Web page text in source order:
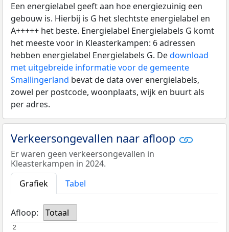
Een energielabel geeft aan hoe energiezuinig een
gebouw is. Hierbij is G het slechtste energielabel en
A+++++ het beste. Energielabel Energielabels G komt
het meeste voor in Kleasterkampen: 6 adressen
hebben energielabel Energielabels G. Dedownload
met uitgebreide informatie voor de gemeente
Smallingerland bevat de data over energielabels,
zowel per postcode, woonplaats, wijk en buurt als
per adres.
Verkeersongevallen naar afloop
Er waren geen verkeersongevallen in
Kleasterkampen in 2024.
Grafiek
Tabel
Afloop: Totaal
2
2